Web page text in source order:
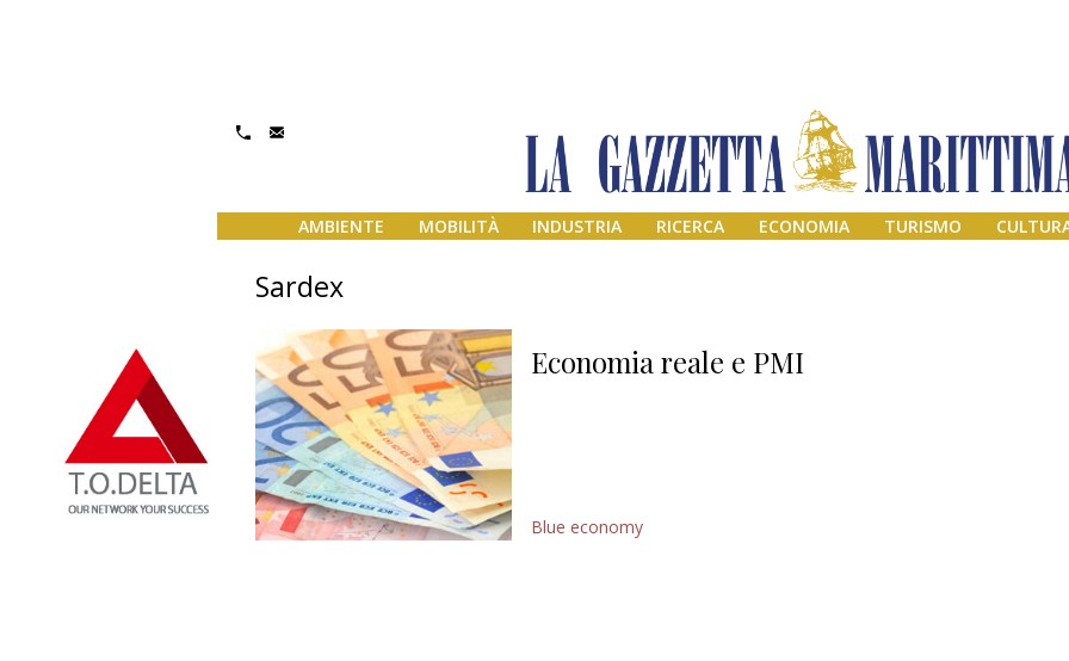
AMBIENTE MOBILITÀ INDUSTRIA RICERCA ECONOMIA TURISMO
Sardex
Economia reale e PMI
Blue economy